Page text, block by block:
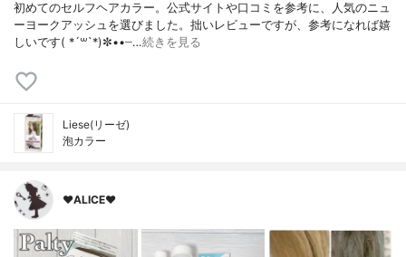
初めてのセルフヘアカラー。公式サイトや口コミを参考に、人気のニュ
ーヨークアッシュを選びました。拙いレビューですが、参考になれば嬉
しいです( *´꒳`*)✼••┈…続きを見る
Liese(リーゼ)
泡カラー
♥ALICE♥